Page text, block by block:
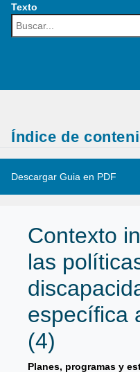
Texto
Buscar:
Índice de
Descargar Guia en PDF
Contexto
las
específica
(4)
Planes, programas y